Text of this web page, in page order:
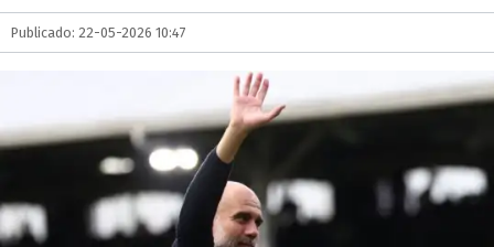
Publicado: 22-05-2026 10:47